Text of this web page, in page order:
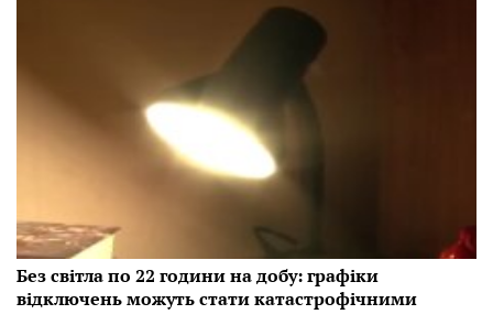
Без світла по 22 години на добу: графіки
відключень можуть стати катастрофічними